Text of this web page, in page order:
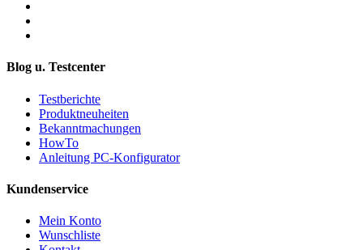
Blog u. Testcenter
Testberichte
Produktneuheiten
Bekanntmachungen
HowTo
Anleitung PC-Konfigurator
Kundenservice
Mein Konto
Wunschliste